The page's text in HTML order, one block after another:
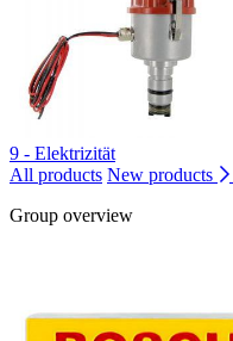
9 - Elektrizität
All products New products
Group overview